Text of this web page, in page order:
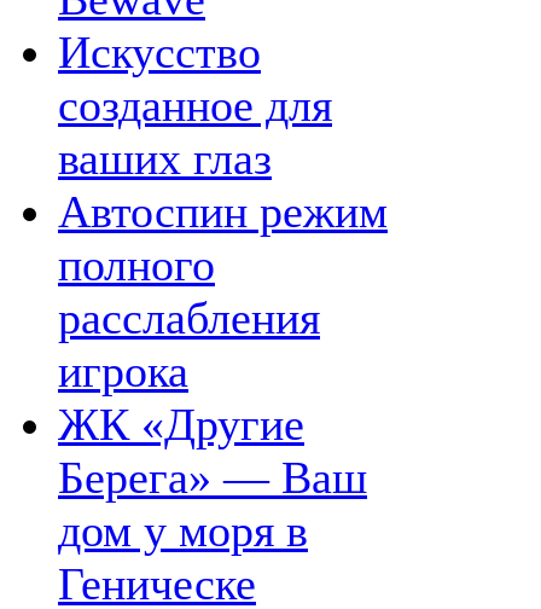
Искусство
созданное для
ваших глаз
Автоспин режим
полного
расслабления
игрока
ЖК «Другие
Берега» — Ваш
дом у моря в
Геническе